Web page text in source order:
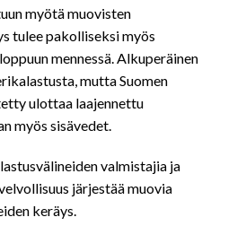
myötä muovisten
tulee pakolliseksi myös
mennessä. Alkuperäinen
mutta Suomen
ulottaa laajennettu
myös sisävedet.
valmistajia ja
järjestää muovia
keräys.